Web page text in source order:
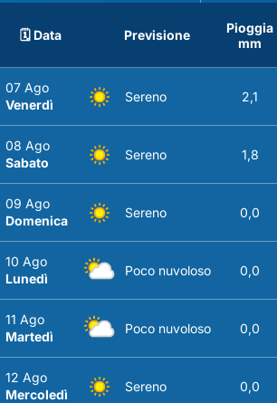
🗓️ Data Previsione
Pioggia
mm
07 Ago
Venerdì
Sereno 2,1
08 Ago
Sabato
Sereno 1,8
09 Ago
Domenica
Sereno 0,0
10 Ago
Lunedì
Poco nuvoloso 0,0
11 Ago
Martedì
Poco nuvoloso 0,0
12 Ago
Mercoledì
Sereno 0,0